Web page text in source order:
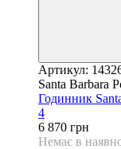
Артикул:
Santa Barbara
Годинник
4
6 870 грн
Немає в